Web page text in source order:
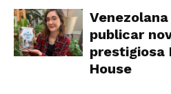
publicar
prestigiosa
House